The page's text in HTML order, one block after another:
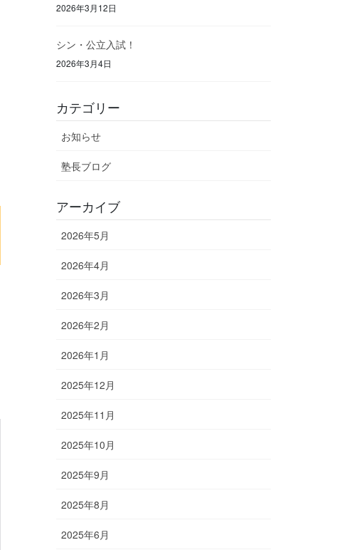
2026年3月12日
シン・公立入試！
2026年3月4日
カテゴリー
お知らせ
塾長ブログ
アーカイブ
2026年5月
2026年4月
2026年3月
2026年2月
2026年1月
2025年12月
2025年11月
2025年10月
2025年9月
2025年8月
2025年6月